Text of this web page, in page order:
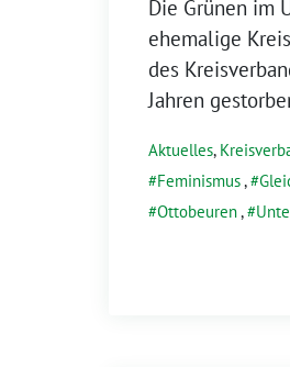
Die Grünen im
ehemalige
des
Jahren
Aktuelles,
Feminismus,
Ottobeuren,